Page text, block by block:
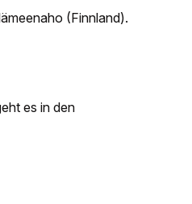
(Finnland).
es in den